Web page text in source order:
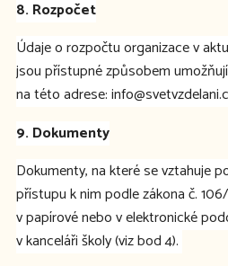
8. Rozpočet
Údaje o rozpočtu organizace v
jsou přístupné způsobem
na této adrese:
9. Dokumenty
Dokumenty, na které se vztahuje
přístupu k nim podle zákona č.
v papírové nebo v elektronické
v kanceláři školy (viz bod 4).